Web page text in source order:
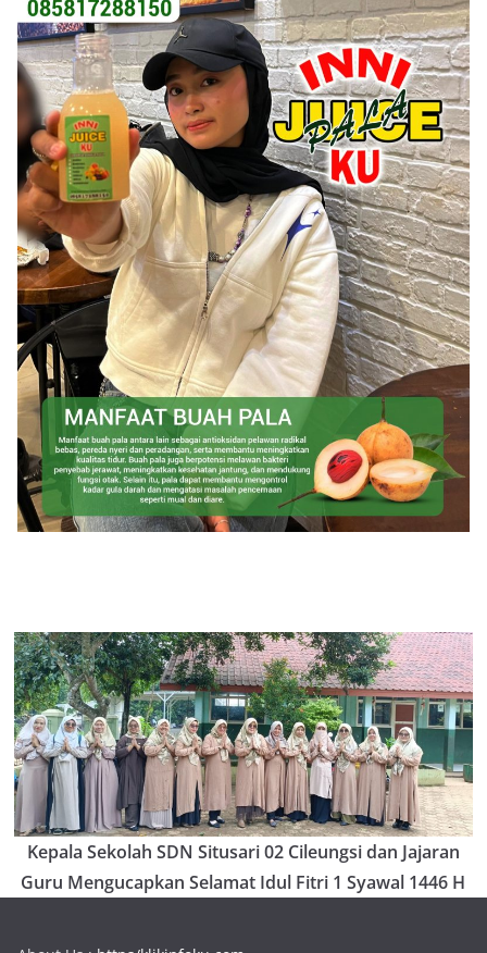
Kepala Sekolah SDN Situsari 02 Cileungsi dan Jajaran
Guru Mengucapkan Selamat Idul Fitri 1 Syawal 1446 H